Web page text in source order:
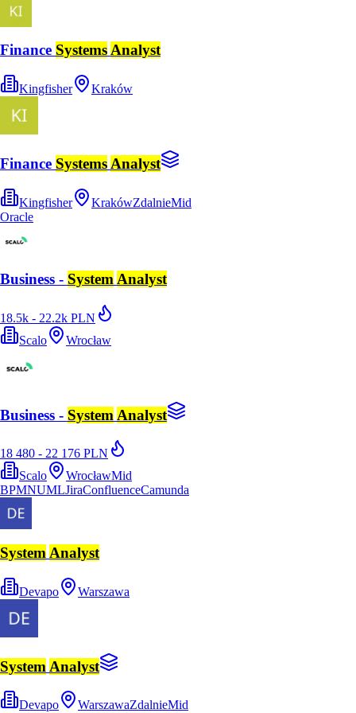
Finance SystemsAnalyst
Kingfisher Kraków
Finance Systems Analyst
Kingfisher KrakówZdalnieMid
Oracle
Business - SystemAnalyst
18.5k - 22.2k PLN
Scalo
Wrocław
Business - System Analyst
18 480 - 22 176 PLN
Scalo
WrocławMid
BPMNUMLJiraConfluenceCamunda
System Analyst
Devapo Warszawa
System Analyst
Devapo WarszawaZdalnieMid